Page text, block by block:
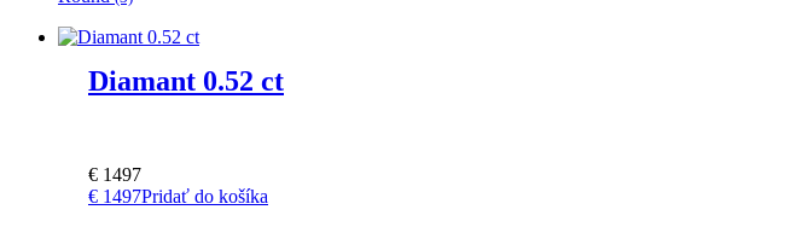
Diamant 0.52 ct
€ 1497
€ 1497Pridať do košíka